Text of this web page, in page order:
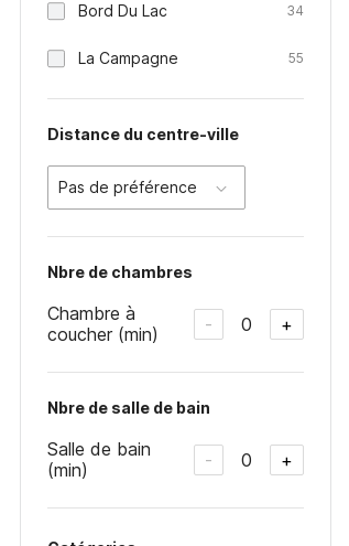
Bord Du Lac 34
La Campagne 55
Distance du centre-ville
Pas de préférence
Nbre de chambres
Chambre à
coucher (min)
- 0 +
Nbre de salle de bain
Salle de bain
(min)
- 0 +